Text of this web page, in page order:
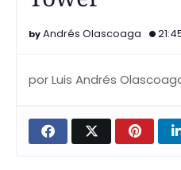
Andrés Olascoaga
por Luis Andrés